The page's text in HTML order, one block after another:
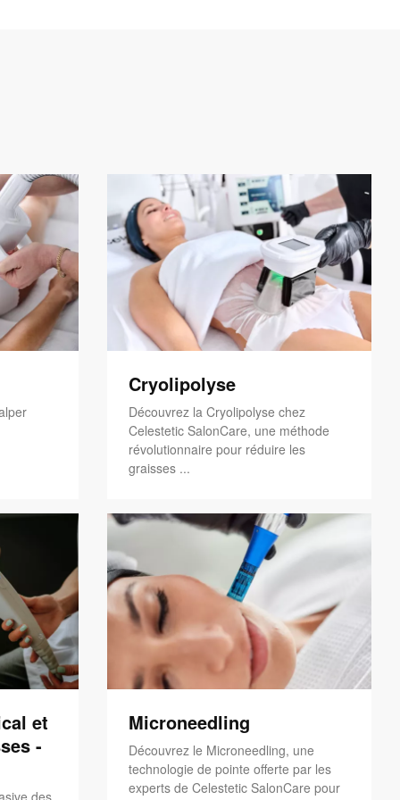
Cryolipolyse
Découvrez la Cryolipolyse chez
Celestetic SalonCare, une méthode
révolutionnaire pour réduire les
graisses ...
et
-
Microneedling
Découvrez le Microneedling, une
technologie de pointe offerte par les
experts de Celestetic SalonCare pour